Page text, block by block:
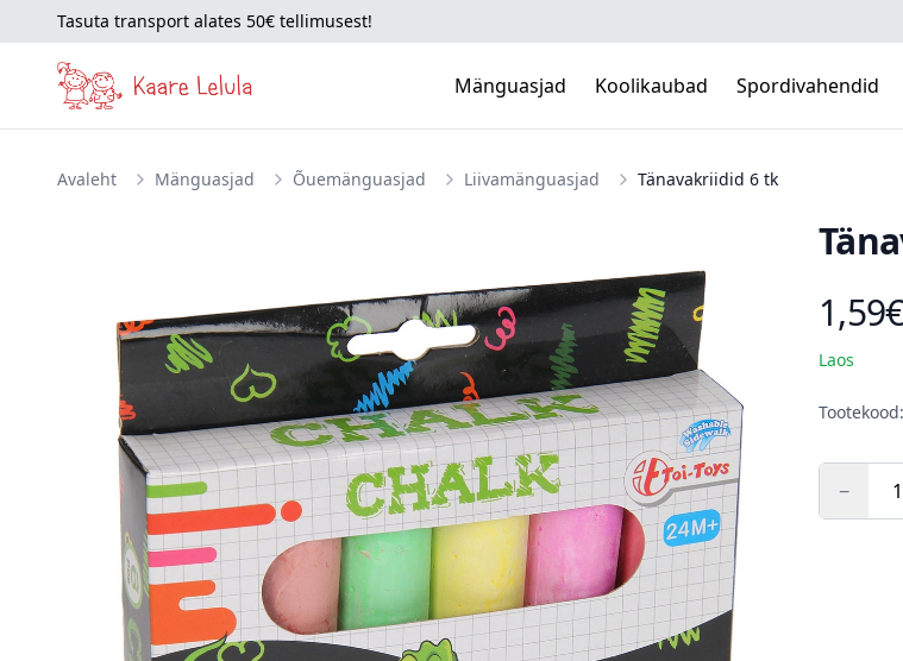
Tasuta transport alates 50€ tellimusest!
Mänguasjad Koolikaubad Spordivahendid
Avaleht Mänguasjad Õuemänguasjad Liivamänguasjad Tänavakriidid 6 tk
Toote
Laos
Kirjeldus
−